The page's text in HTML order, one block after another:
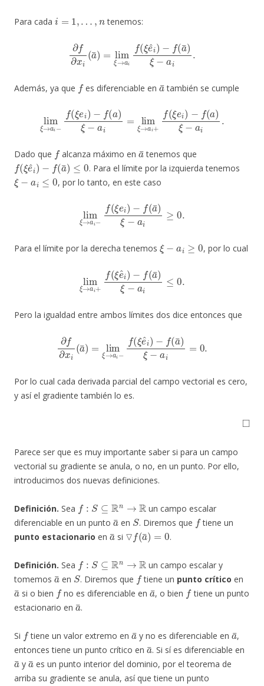
Para cada
i
tenemos:
i(a¯ f(ξe ^i (a¯)
Además, ya que es diferenciable en también se cumple
f(ξei)− a)ξ−a ai+f(ξ −f(a
Dado que alcanza máximo en tenemos que
f(ξe^i)−f a¯)≤0
. Para el límite por la izquierda tenemos
ξ−ai≤
, por lo tanto, en este caso
i−f(ξe f(a¯)
Para el límite por la derecha tenemos
ξ
, por lo cual
+f(ξe ^ f(a¯
Pero la igualdad entre ambos límites dos dice entonces que
xi(a −f(ξe ^ f(a¯
Por lo cual cada derivada parcial del campo vectorial es cero,
y así el gradiente también lo es.
◻
Parece ser que es muy importante saber si para un campo
vectorial su gradiente se anula, o no, en un punto. Por ello,
introducimos dos nuevas definiciones.
Definición. Sea
: ⊆R →R
un campo escalar
diferenciable en un punto
a
en
S
. Diremos que
f
tiene un
punto estacionario en
a¯
si
▽ f(a¯)=0
.
Definición. Sea
: ⊆R →R
un campo escalar y
tomemos
a ¯
en
S
. Diremos que
f
tiene un punto crítico en
a¯
si o bien
f
no es diferenciable en
a¯
, o bien
f
tiene un punto
estacionario en
a¯
.
Si tiene un valor extremo en y no es diferenciable en ,
entonces tiene un punto crítico en
a¯
. Si sí es diferenciable en
a¯
y
a¯
es un punto interior del dominio, por el teorema de
arriba su gradiente se anula, así que tiene un punto